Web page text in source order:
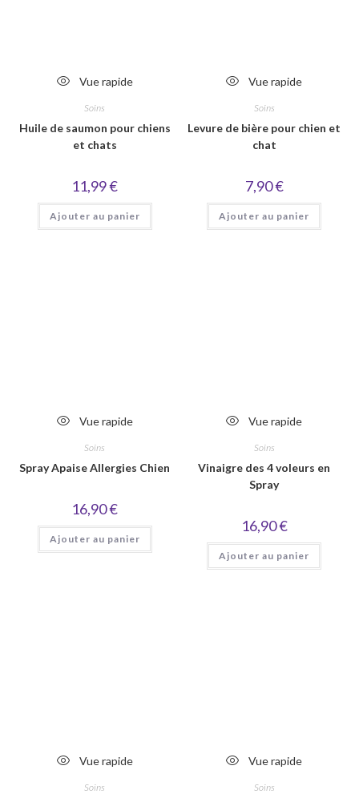
Vue rapide
Soins
Huile de saumon pour chiens
et chats
11,99€
Ajouter au panier
Vue rapide
Soins
Levure de bière pour chien et
chat
7,90€
Ajouter au panier
Vue rapide
Soins
Spray Apaise Allergies Chien
16,90€
Ajouter au panier
Vue rapide
Soins
Vinaigre des 4 voleurs en
Spray
16,90€
Ajouter au panier
Vue rapide
Soins
Vue rapide
Soins